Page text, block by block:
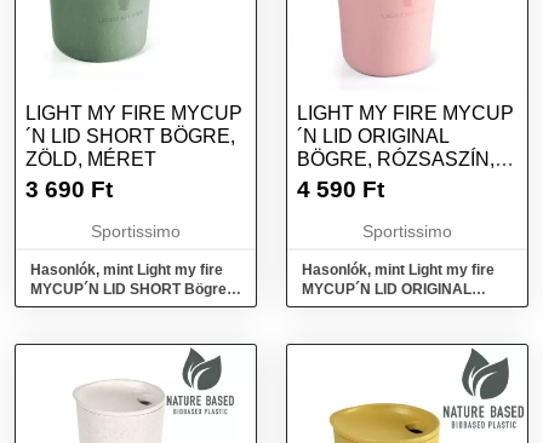
LIGHT MY FIRE MYCUP
´N LID SHORT BÖGRE,
ZÖLD, MÉRET
3 690 Ft
Sportissimo
Hasonlók, mint Light my fire
MYCUP´N LID SHORT Bögre,
zöld, méret
LIGHT MY FIRE MYCUP
´N LID ORIGINAL
BÖGRE, RÓZSASZÍN,
MÉRET
4 590 Ft
Sportissimo
Hasonlók, mint Light my fire
MYCUP´N LID ORIGINAL
Bögre, rózsaszín, méret